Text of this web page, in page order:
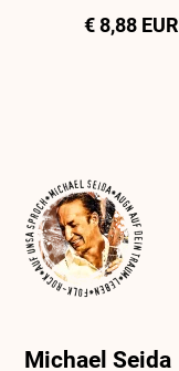
€ 8,88 EUR
Michael Seida